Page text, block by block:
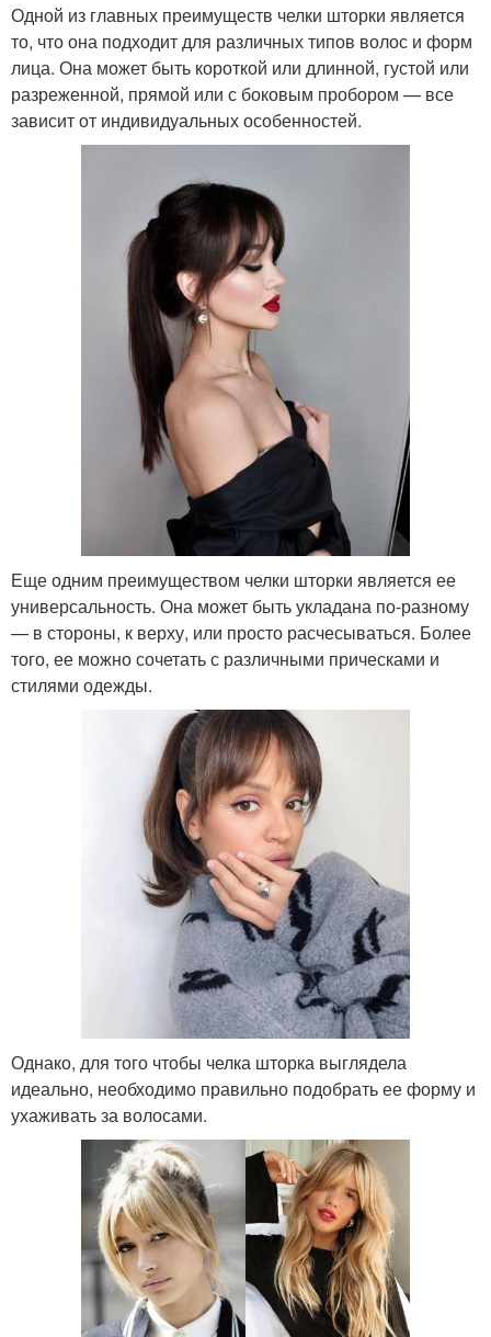
Одной из главных преимуществ челки шторки является
то, что она подходит для различных типов волос и форм
лица. Она может быть короткой или длинной, густой или
разреженной, прямой или с боковым пробором — все
зависит от индивидуальных особенностей.
Еще одним преимуществом челки шторки является ее
универсальность. Она может быть укладана по-разному
— в стороны, к верху, или просто расчесываться. Более
того, ее можно сочетать с различными прическами и
стилями одежды.
Однако, для того чтобы челка шторка выглядела
идеально, необходимо правильно подобрать ее форму и
ухаживать за волосами.